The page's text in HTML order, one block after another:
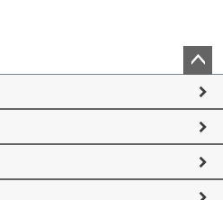
ペー
ップ
へ